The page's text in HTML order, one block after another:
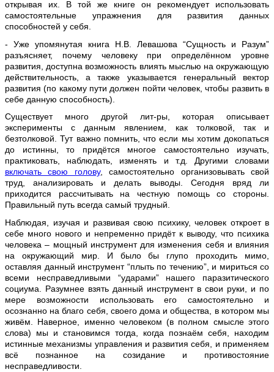
открывая их. В той же книге он рекомендует использовать
самостоятельные упражнения для развития данных
способностей у себя.
- Уже упомянутая книга Н.В. Левашова “Сущность и Разум”
разъясняет, почему человеку при определённом уровне
развития, доступна возможность влиять мыслью на окружающую
действительность, а также указывается генеральный вектор
развития (по какому пути должен пойти человек, чтобы развить в
себе данную способность).
Существует много другой лит-ры, которая описывает
эксперименты с данным явлением, как толковой, так и
безтолковой. Тут важно помнить, что если мы хотим докопаться
до истинны, то придётся многое самостоятельно изучать,
практиковать, наблюдать, изменять и т.д. Другими словами
включать свою голову, самостоятельно организовывать свой
труд, анализировать и делать выводы. Сегодня вряд ли
приходится рассчитывать на честную помощь со стороны.
Правильный путь всегда самый трудный.
Наблюдая, изучая и развивая свою психику, человек откроет в
себе много нового и непременно придёт к выводу, что психика
человека – мощный инструмент для изменения себя и влияния
на окружающий мир. И было бы глупо проходить мимо,
оставляя данный инструмент “плыть по течению”, и мириться со
всеми несправедливыми “ударами” нашего паразитического
социума. Разумнее взять данный инструмент в свои руки, и по
мере возможности использовать его самостоятельно и
осознанно на благо себя, своего дома и общества, в котором мы
живём. Наверное, именно человеком (в полном смысле этого
слова) мы и становимся тогда, когда познаём себя, находим
истинные механизмы управления и развития себя, и применяем
всё познанное на созидание и противостояние
несправедливости.